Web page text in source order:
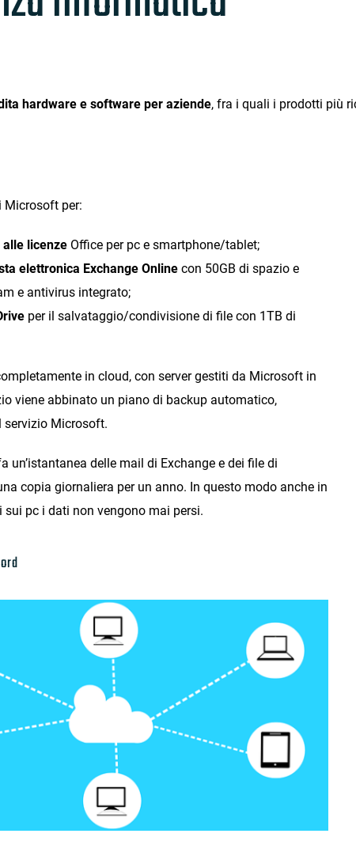
hardware e software per aziende, fra i quali i prodotti più
per:
licenzeOffice per pc e smartphone/tablet;
elettronica Exchange Onlinecon 50GB di spazio e
e antivirus integrato;
per il salvataggio/condivisione di file con 1TB di
in cloud, con server gestiti da Microsoft in
viene abbinato un piano di backup automatico,
servizio Microsoft.
un’istantanea delle mail di Exchange e dei file di
copia giornaliera per un anno. In questo modo anche in
pc i dati non vengono mai persi.